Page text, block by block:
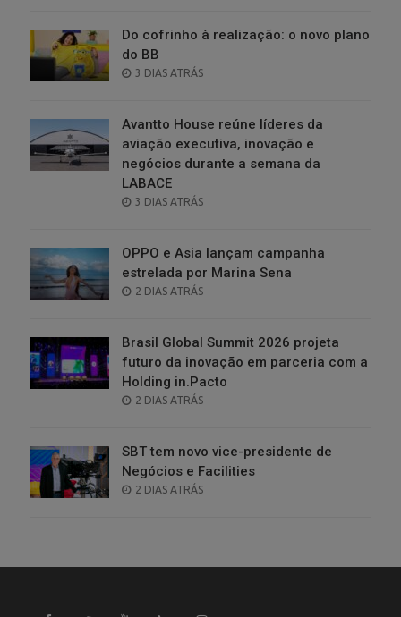
Do cofrinho à realização: o novo plano
do BB
POSTED
3 DIAS ATRÁS
Avantto House reúne líderes da
aviação executiva, inovação e
negócios durante a semana da
LABACE
POSTED
3 DIAS ATRÁS
OPPO e Asia lançam campanha
estrelada por Marina Sena
POSTED
2 DIAS ATRÁS
Brasil Global Summit 2026 projeta
futuro da inovação em parceria com a
Holding in.Pacto
POSTED
2 DIAS ATRÁS
SBT tem novo vice-presidente de
Negócios e Facilities
POSTED
2 DIAS ATRÁS